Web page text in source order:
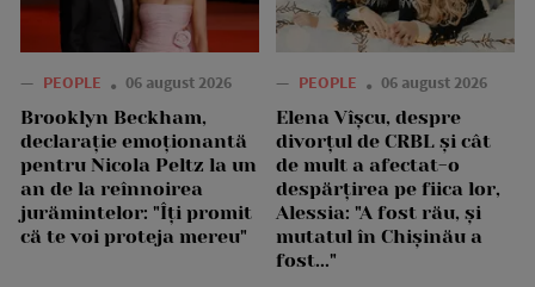
— PEOPLE 06 august 2026
Brooklyn Beckham,
declarație emoționantă
pentru Nicola Peltz la un
an de la reînnoirea
jurămintelor: "Îți promit
că te voi proteja mereu"
— PEOPLE 06 august 2026
Elena Vîșcu, despre
divorțul de CRBL și cât
de mult a afectat-o
despărțirea pe fiica lor,
Alessia: "A fost rău, și
mutatul în Chișinău a
fost..."